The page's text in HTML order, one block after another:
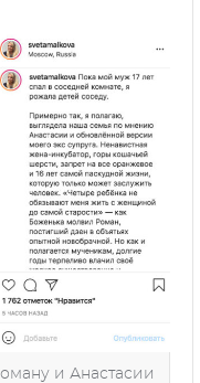
и Анастасии